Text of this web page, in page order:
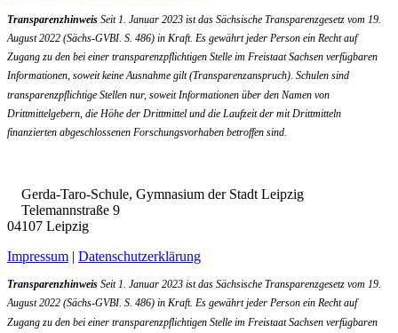
Transparenzhinweis Seit 1. Januar 2023 ist das Sächsische Transparenzgesetz vom 19.
August 2022 (Sächs-GVBI. S. 486) in Kraft. Es gewährt jeder Person ein Recht auf
Zugang zu den bei einer transparenzpflichtigen Stelle im Freistaat Sachsen verfügbaren
Informationen, soweit keine Ausnahme gilt (Transparenzanspruch). Schulen sind
transparenzpflichtige Stellen nur, soweit Informationen über den Namen von
Drittmittelgebern, die Höhe der Drittmittel und die Laufzeit der mit Drittmitteln
finanzierten abgeschlossenen Forschungsvorhaben betroffen sind.
Gerda-Taro-Schule, Gymnasium der Stadt Leipzig
Telemannstraße 9
04107 Leipzig
Impressum | Datenschutzerklärung
Transparenzhinweis Seit 1. Januar 2023 ist das Sächsische Transparenzgesetz vom 19.
August 2022 (Sächs-GVBI. S. 486) in Kraft. Es gewährt jeder Person ein Recht auf
Zugang zu den bei einer transparenzpflichtigen Stelle im Freistaat Sachsen verfügbaren